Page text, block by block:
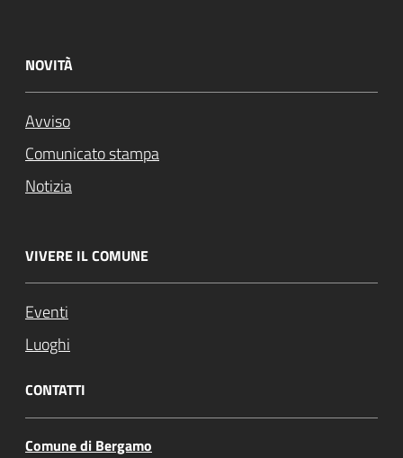
NOVITÀ
Avviso
Comunicato stampa
Notizia
VIVERE IL COMUNE
Eventi
Luoghi
CONTATTI
Comune di Bergamo